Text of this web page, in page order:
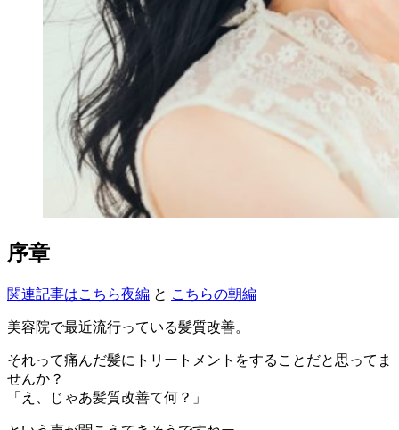
序章
関連記事はこちら夜編 と こちらの朝編
美容院で最近流行っている髪質改善。
それって痛んだ髪にトリートメントをすることだと思ってま
せんか？
「え、じゃあ髪質改善て何？」